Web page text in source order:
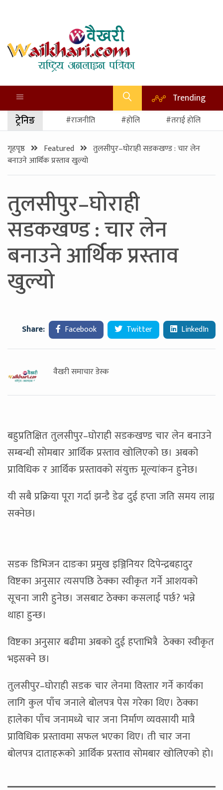
Trending
ट्रेनिङ #राजनीति #होलि #तराई होलि
गृहपृष्ठ Featured
तुलसीपुर–घोराही सडकखण्ड : चार लेन
बनाउने आर्थिक प्रस्ताव खुल्यो
तुलसीपुर–घोराही
सडकखण्ड : चार लेन
बनाउने आर्थिक प्रस्ताव
खुल्यो
Share: Facebook Twitter LinkedIn
वैखरी समाचार डेस्क
बहुप्रतिक्षित तुलसीपुर–घोराही सडकखण्ड चार लेन बनाउने
सम्बन्धी सोमबार आर्थिक प्रस्ताव खोलिएको छ। अबको
प्राविधिक र आर्थिक प्रस्तावको संयुक्त मूल्यांकन हुनेछ।
यी सबै प्रक्रिया पूरा गर्दा झन्डै डेढ दुई हप्ता जति समय लाग्न
सक्नेछ।
सडक डिभिजन दाङका प्रमुख इञ्जिनियर दिपेन्द्रबहादुर
विष्टका अनुसार त्यसपछि ठेक्का स्वीकृत गर्ने आशयको
सूचना जारी हुनेछ। जसबाट ठेक्का कसलाई पर्छ? भन्ने
थाहा हुन्छ।
विष्टका अनुसार बढीमा अबको दुई हप्ताभित्रै ठेक्का स्वीकृत
भइसक्ने छ।
तुलसीपुर–घोराही सडक चार लेनमा विस्तार गर्ने कार्यका
लागि कुल पाँच जनाले बोलपत्र पेस गरेका थिए। ठेक्का
हालेका पाँच जनामध्ये चार जना निर्माण व्यवसायी मात्रै
प्राविधिक प्रस्तावमा सफल भएका थिए। ती चार जना
बोलपत्र दाताहरूको आर्थिक प्रस्ताव सोमबार खोलिएको हो।